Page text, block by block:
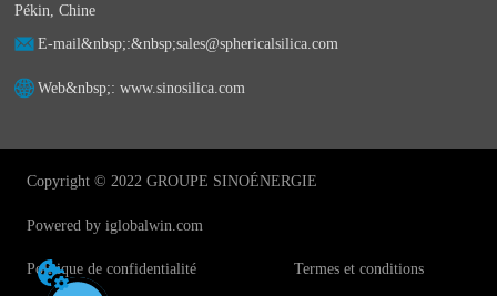
Pékin, Chine
E-mail&nbsp;:&nbsp;ㅤsales@sphericalsilica.com
Web&nbsp;: ㅤwww.sinosilica.com
Copyright © 2022 GROUPE SINOÉNERGIE
Powered by iglobalwin.com
Politique de confidentialité Termes et conditions